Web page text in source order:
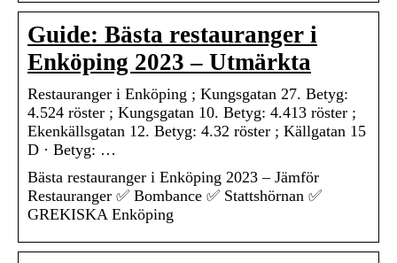
Guide: Bästa restauranger i
Enköping 2023 – Utmärkta
Restauranger i Enköping ; Kungsgatan 27. Betyg:
4.524 röster ; Kungsgatan 10. Betyg: 4.413 röster ;
Ekenkällsgatan 12. Betyg: 4.32 röster ; Källgatan 15
D · Betyg: …
Bästa restauranger i Enköping 2023 – Jämför
Restauranger ✅ Bombance ✅ Stattshörnan ✅
GREKISKA Enköping